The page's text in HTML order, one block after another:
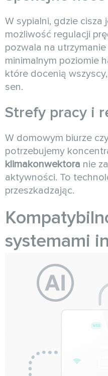
W sypialni, gdzie cisza
możliwość regulacji
pozwala na
minimalnym poziomie
które docenią
sen.
Strefy pracy i
W domowym biurze
potrzebujemy
klimakonwektora nie
aktywności. To
przeszkadzając.
systemami